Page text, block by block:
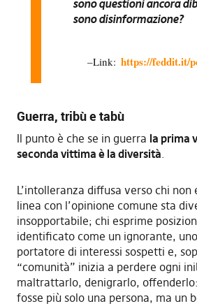
sono questioni ancora
sono disinformazione?
Link: https://feddit.it/
Guerra, tribù e tabù
Il punto è che se in guerra la prima
seconda vittima è la diversità.
L’intolleranza diffusa verso chi non
linea con l’opinione comune sta
insopportabile; chi esprime
identificato come un ignorante,
portatore di interessi sospetti e,
“comunità” inizia a perdere ogni
maltrattarlo, denigrarlo,
fosse più solo una persona, ma un